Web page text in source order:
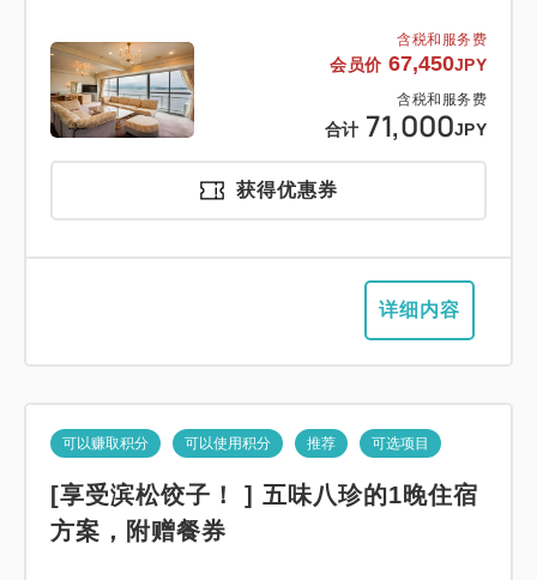
含税和服务费
会员价 67,450JPY
含税和服务费
合计 71,000JPY
获得优惠券
详细内容
可以赚取积分 可以使用积分 推荐 可选项目
[享受滨松饺子！ ] 五味八珍的1晚住宿
方案，附赠餐券